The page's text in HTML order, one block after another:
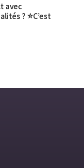
avec
? ⭐C’est